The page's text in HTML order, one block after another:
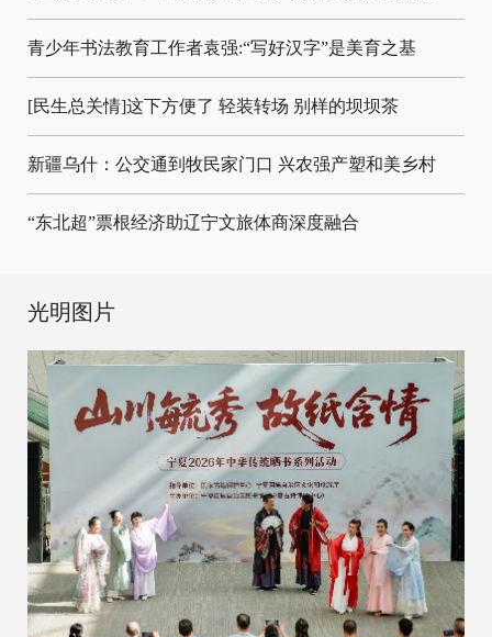
青少年书法教育工作者袁强:“写好汉字”是美育之基
[民生总关情]这下方便了 轻装转场 别样的坝坝茶
新疆乌什：公交通到牧民家门口 兴农强产塑和美乡村
“东北超”票根经济助辽宁文旅体商深度融合
光明图片